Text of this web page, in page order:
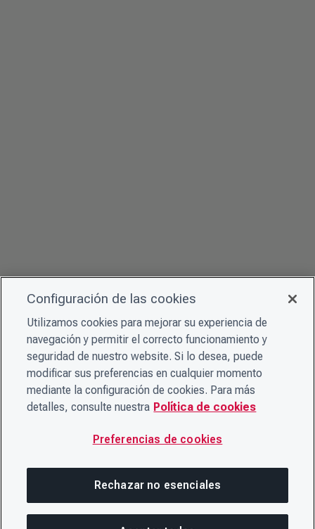
Configuración de las cookies
Utilizamos cookies para mejorar su experiencia de
navegación y permitir el correcto funcionamiento y
seguridad de nuestro website. Si lo desea, puede
modificar sus preferencias en cualquier momento
mediante la configuración de cookies. Para más
detalles, consulte nuestra Política de cookies
Preferencias de cookies
Rechazar no esenciales